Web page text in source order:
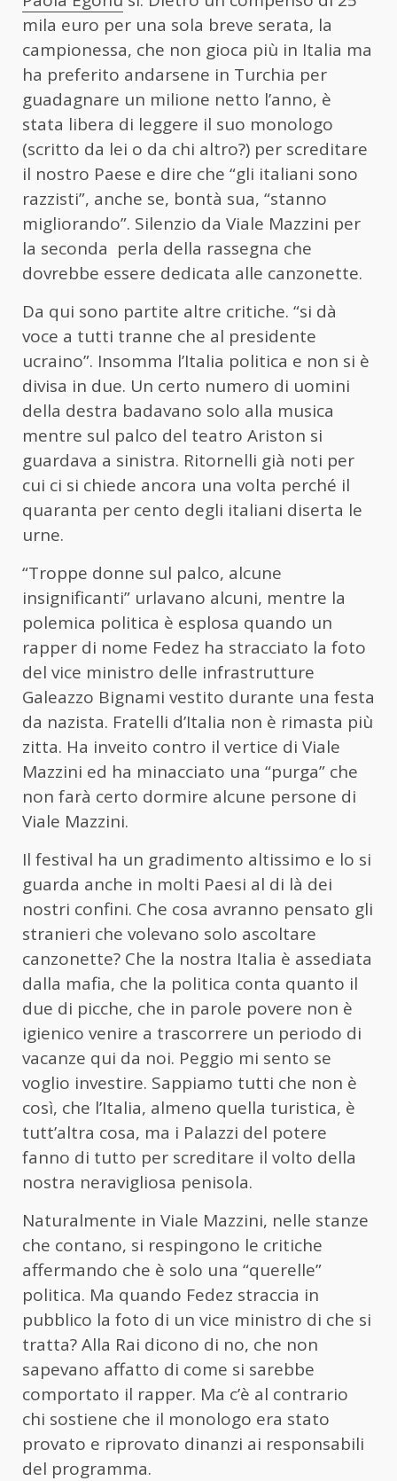
mila euro per una sola breve serata, la
campionessa, che non gioca più in Italia ma
ha preferito andarsene in Turchia per
guadagnare un milione netto l’anno, è
stata libera di leggere il suo monologo
(scritto da lei o da chi altro?) per screditare
il nostro Paese e dire che “gli italiani sono
razzisti”, anche se, bontà sua, “stanno
migliorando”. Silenzio da Viale Mazzini per
la seconda perla della rassegna che
dovrebbe essere dedicata alle canzonette.
Da qui sono partite altre critiche. “si dà
voce a tutti tranne che al presidente
ucraino”. Insomma l’Italia politica e non si è
divisa in due. Un certo numero di uomini
della destra badavano solo alla musica
mentre sul palco del teatro Ariston si
guardava a sinistra. Ritornelli già noti per
cui ci si chiede ancora una volta perché il
quaranta per cento degli italiani diserta le
urne.
“Troppe donne sul palco, alcune
insignificanti” urlavano alcuni, mentre la
polemica politica è esplosa quando un
rapper di nome Fedez ha stracciato la foto
del vice ministro delle infrastrutture
Galeazzo Bignami vestito durante una festa
da nazista. Fratelli d’Italia non è rimasta più
zitta. Ha inveito contro il vertice di Viale
Mazzini ed ha minacciato una “purga” che
non farà certo dormire alcune persone di
Viale Mazzini.
Il festival ha un gradimento altissimo e lo si
guarda anche in molti Paesi al di là dei
nostri confini. Che cosa avranno pensato gli
stranieri che volevano solo ascoltare
canzonette? Che la nostra Italia è assediata
dalla mafia, che la politica conta quanto il
due di picche, che in parole povere non è
igienico venire a trascorrere un periodo di
vacanze qui da noi. Peggio mi sento se
voglio investire. Sappiamo tutti che non è
così, che l’Italia, almeno quella turistica, è
tutt’altra cosa, ma i Palazzi del potere
fanno di tutto per screditare il volto della
nostra neravigliosa penisola.
Naturalmente in Viale Mazzini, nelle stanze
che contano, si respingono le critiche
affermando che è solo una “querelle”
politica. Ma quando Fedez straccia in
pubblico la foto di un vice ministro di che si
tratta? Alla Rai dicono di no, che non
sapevano affatto di come si sarebbe
comportato il rapper. Ma c’è al contrario
chi sostiene che il monologo era stato
provato e riprovato dinanzi ai responsabili
del programma.